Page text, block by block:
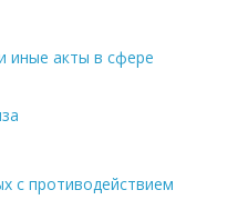
иные акты в сфере
с противодействием